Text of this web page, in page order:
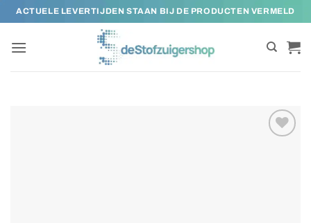
naar
inhoud
ACTUELE LEVERTIJDEN STAAN BIJ DE PRODUCTEN VERMELD